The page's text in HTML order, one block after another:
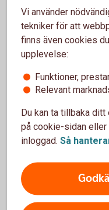
Aktiellt
Makroanalys
kring svensk och
(swedbank-
Vi använder
tekniker för att
finns även cookies
upplevelse:
Funktioner,
Relevant
Du kan ta tillbaka
på cookie-sidan eller
inloggad. Så